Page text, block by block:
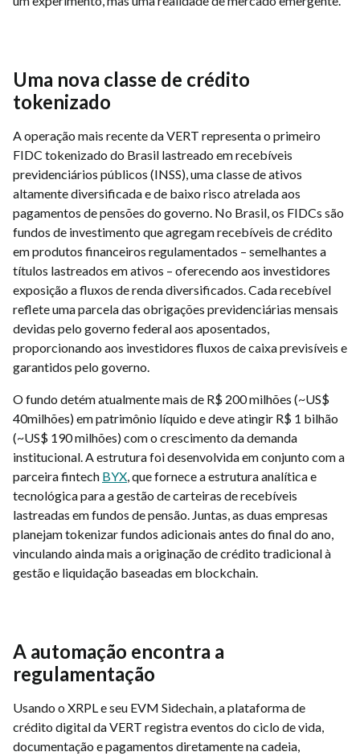
Uma nova classe de crédito
tokenizado
A operação mais recente da VERT representa o primeiro
FIDC tokenizado do Brasil lastreado em recebíveis
previdenciários públicos (INSS), uma classe de ativos
altamente diversificada e de baixo risco atrelada aos
pagamentos de pensões do governo. No Brasil, os FIDCs são
fundos de investimento que agregam recebíveis de crédito
em produtos financeiros regulamentados – semelhantes a
títulos lastreados em ativos – oferecendo aos investidores
exposição a fluxos de renda diversificados. Cada recebível
reflete uma parcela das obrigações previdenciárias mensais
devidas pelo governo federal aos aposentados,
proporcionando aos investidores fluxos de caixa previsíveis e
garantidos pelo governo.
O fundo detém atualmente mais de R$ 200 milhões (~US$
40milhões) em patrimônio líquido e deve atingir R$ 1 bilhão
(~US$ 190 milhões) com o crescimento da demanda
institucional. A estrutura foi desenvolvida em conjunto com a
parceira fintech BYX, que fornece a estrutura analítica e
tecnológica para a gestão de carteiras de recebíveis
lastreadas em fundos de pensão. Juntas, as duas empresas
planejam tokenizar fundos adicionais antes do final do ano,
vinculando ainda mais a originação de crédito tradicional à
gestão e liquidação baseadas em blockchain.
A automação encontra a
regulamentação
Usando o XRPL e seu EVM Sidechain, a plataforma de
crédito digital da VERT registra eventos do ciclo de vida,
documentação e pagamentos diretamente na cadeia,